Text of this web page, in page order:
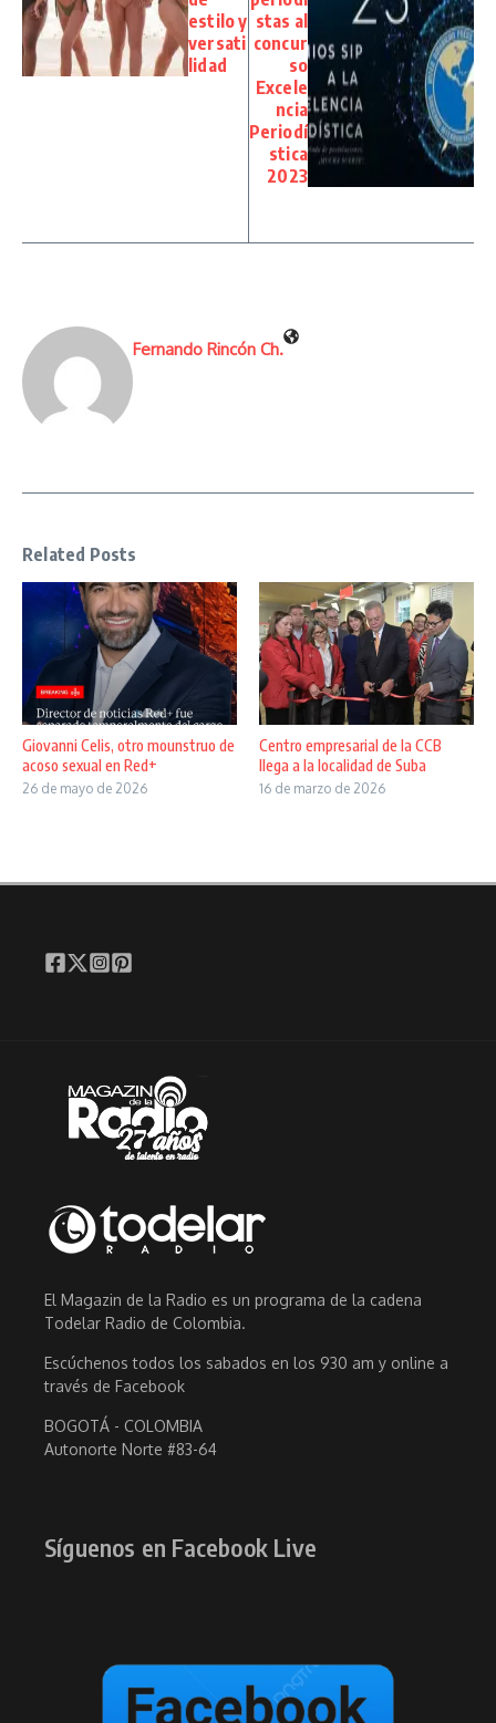
estilo y
versati
lidad
stas al
concur
so
Excele
ncia
Periodí
stica
2023
Fernando Rincón Ch.
Related Posts
Giovanni Celis, otro mounstruo de
acoso sexual en Red+
26 de mayo de 2026
Centro empresarial de la CCB
llega a la localidad de Suba
16 de marzo de 2026
El Magazin de la Radio es un programa de la cadena
Todelar Radio de Colombia.
Escúchenos todos los sabados en los 930 am y online a
través de Facebook
BOGOTÁ - COLOMBIA
Autonorte Norte #83-64
Síguenos en Facebook Live